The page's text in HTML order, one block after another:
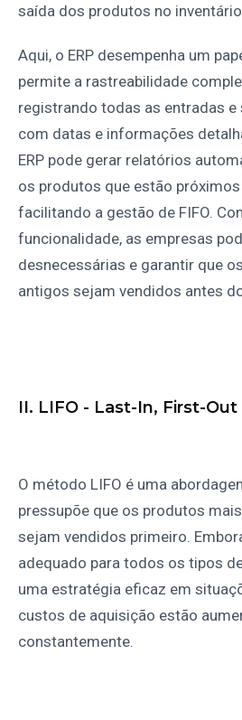
saída dos produtos no
Aqui, o ERP desempenha um
permite a rastreabilidade
registrando todas as entradas
com datas e informações
ERP pode gerar relatórios
os produtos que estão próximos
facilitando a gestão de FIFO.
funcionalidade, as empresas
desnecessárias e garantir que
antigos sejam vendidos antes
II. LIFO - Last-In, First-Out
O método LIFO é uma
pressupõe que os produtos
sejam vendidos primeiro.
adequado para todos os tipos
uma estratégia eficaz em
custos de aquisição estão
constantemente.